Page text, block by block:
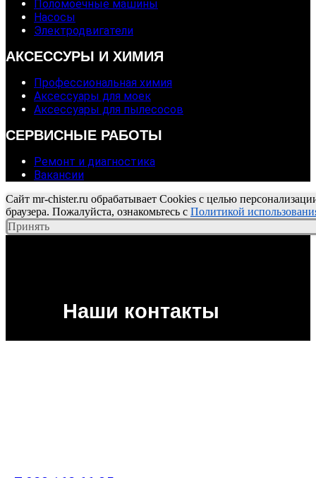
Наши контакты
Поломоечные машины
Насосы
Электродвигатели
АКСЕССУРЫ И ХИМИЯ
Профессиональная химия
Аксессуары для моек
Аксессуары для пылесосов
СЕРВИСНЫЕ РАБОТЫ
Ремонт и диагностика
Вакансии
Сайт mr-chister.ru обрабатывает Cookies с целью
браузера. Пожалуйста, ознакомьтесь с Политикой
Принять